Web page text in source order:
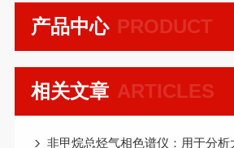
PRODUCT
产品中心
ARTICLES
相关文章